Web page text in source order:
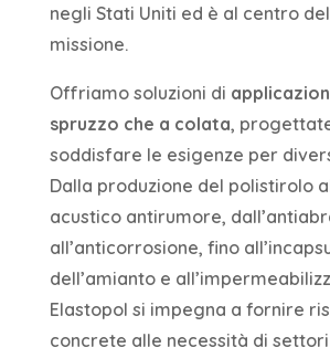
negli Stati Uniti ed è al centro
missione.
Offriamo soluzioni di
spruzzo che a colata,
soddisfare le esigenze per
Dalla produzione del polistirolo
acustico antirumore,
all’anticorrosione, fino
dell’amianto e
Elastopol si impegna a fornire
concrete alle necessità di